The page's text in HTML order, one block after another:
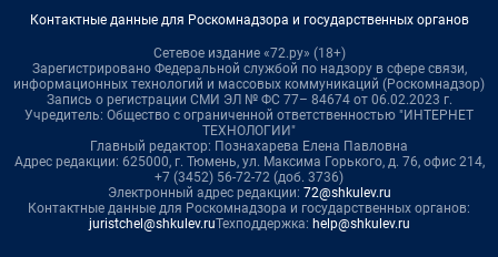
Контактные данные для Роскомнадзора и государственных органов
Сетевое издание «72.ру» (18+)
Зарегистрировано Федеральной службой по надзору в сфере связи,
информационных технологий и массовых коммуникаций (Роскомнадзор)
Запись о регистрации СМИ ЭЛ № ФС 77– 84674 от 06.02.2023 г.
Учредитель: Общество с ограниченной ответственностью "ИНТЕРНЕТ
ТЕХНОЛОГИИ"
Главный редактор: Познахарева Елена Павловна
Адрес редакции: 625000, г. Тюмень, ул. Максима Горького, д. 76, офис 214,
+7 (3452) 56-72-72 (доб. 3736)
Электронный адрес редакции: 72@shkulev.ru
Контактные данные для Роскомнадзора и государственных органов:
juristchel@shkulev.ruТехподдержка: help@shkulev.ru